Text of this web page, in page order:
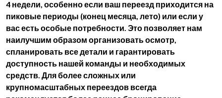
4 недели, особенно если ваш переезд приходится на
пиковые периоды (конец месяца, лето) или если у
вас есть особые потребности. Это позволяет нам
наилучшим образом организовать осмотр,
спланировать все детали и гарантировать
доступность нашей команды и необходимых
средств. Для более сложных или
крупномасштабных переездов всегда